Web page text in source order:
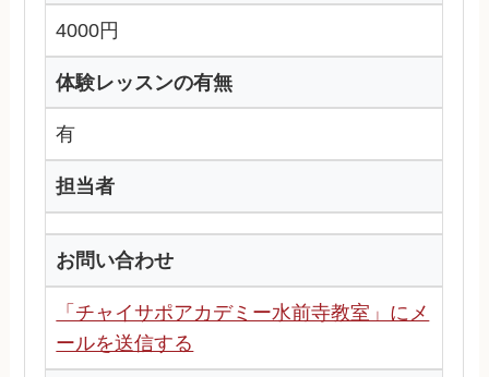
4000円
体験レッスンの有無
有
担当者
お問い合わせ
「チャイサポアカデミー水前寺教室」にメ
ールを送信する